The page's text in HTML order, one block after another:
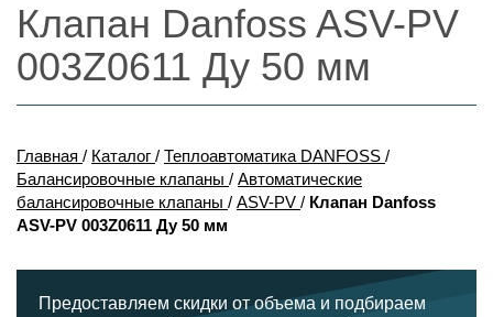
Клапан Danfoss ASV-PV
003Z0611 Ду 50 мм
Главная / Каталог / Теплоавтоматика DANFOSS /
Балансировочные клапаны / Автоматические
балансировочные клапаны / ASV-PV / Клапан Danfoss
ASV-PV 003Z0611 Ду 50 мм
Предоставляем скидки от объема и подбираем